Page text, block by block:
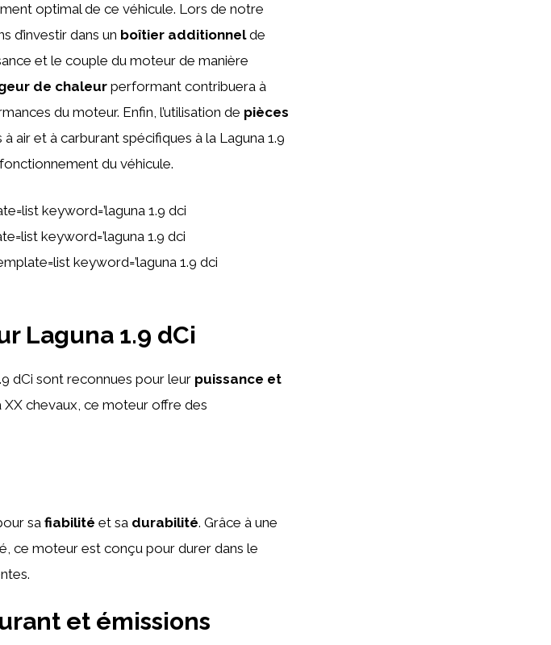
optimal de ce véhicule. Lors de notre
d’investir dans un boîtier additionnelde
et le couple du moteur de manière
de chaleur performant contribuera à
du moteur. Enfin, l’utilisation de pièces
air et à carburant spécifiques à la Laguna 1.9
du véhicule.
keyword=’laguna 1.9 dci
keyword=’laguna 1.9 dci
keyword=’laguna 1.9 dci
Laguna 1.9 dCi
dCi sont reconnues pour leur puissance et
XX chevaux, ce moteur offre des
sa fiabilité et sa durabilité. Grâce à une
ce moteur est conçu pour durer dans le
et émissions